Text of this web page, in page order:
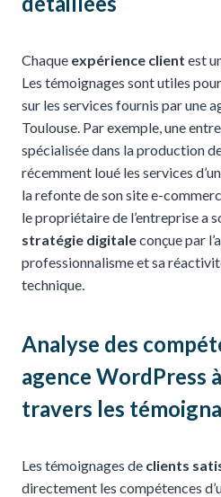
Chaque expérience client est
Les témoignages sont utiles
sur les services fournis par une
Toulouse. Par exemple, une
spécialisée dans la production
récemment loué les services
la refonte de son site e-
le propriétaire de l’entreprise a
stratégie digitaleconçue par
professionnalisme et sa
technique.
Analyse des
agence WordPress
travers les
Les témoignages de clients
directement les compétences